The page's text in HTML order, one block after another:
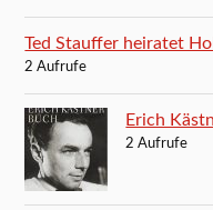
Ted Stauffer heiratet
2 Aufrufe
Erich
2 Aufrufe